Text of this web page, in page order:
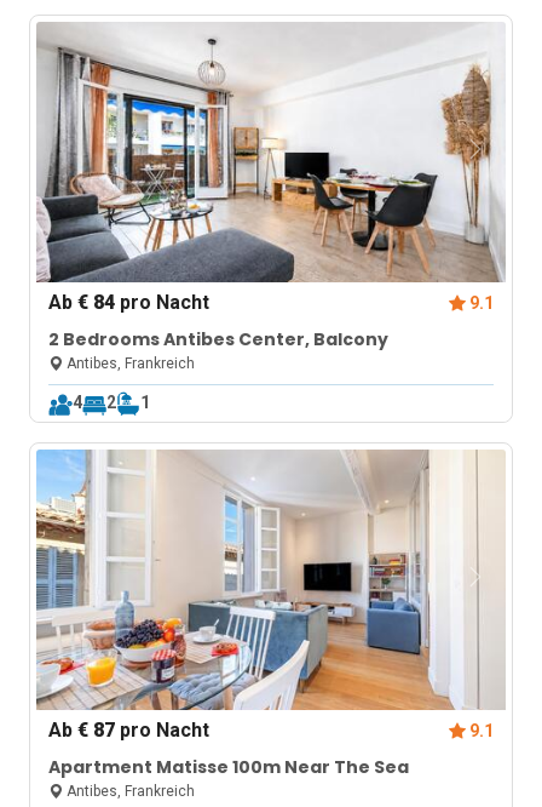
Ab€ 84 pro Nacht 9.1
2 Bedrooms Antibes Center, Balcony
Antibes, Frankreich
4 2 1
Ab€ 87 pro Nacht 9.1
Apartment Matisse 100m Near The Sea
Antibes, Frankreich